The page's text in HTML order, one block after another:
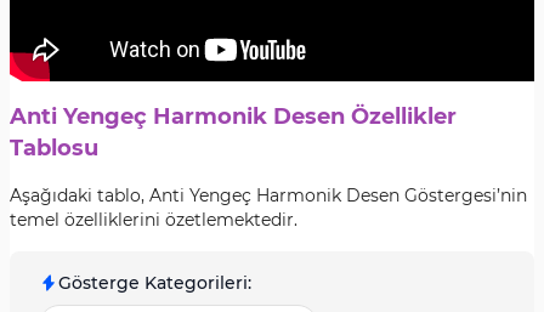
Anti Yengeç Harmonik Desen Özellikler
Tablosu
Aşağıdaki tablo, Anti Yengeç Harmonik Desen Göstergesi’nin
temel özelliklerini özetlemektedir.
Gösterge Kategorileri: